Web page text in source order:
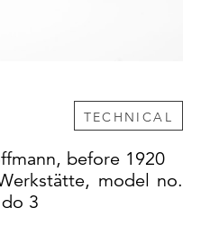
TECHNICAL
before 1920
model no.
3